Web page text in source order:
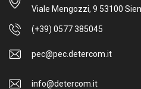
Viale Mengozzi, 9 53100
(+39) 0577 385045
pec@pec.detercom.it
info@detercom.it